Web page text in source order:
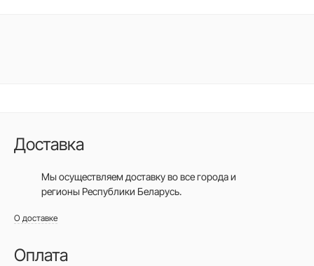
Доставка
Мы осуществляем доставку во все городаи
регионы Республики Беларусь.
О доставке
Оплата